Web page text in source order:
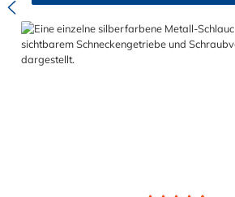
Spannbereich der Schlauchschelle mit
verschiedenen Abstufungen